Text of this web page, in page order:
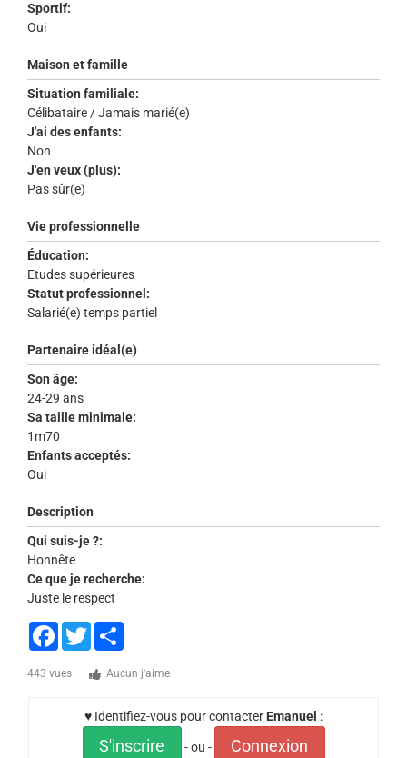
Sportif:
Oui
Maison et famille
Situation familiale:
Célibataire / Jamais marié(e)
J'ai des enfants:
Non
J'en veux (plus):
Pas sûr(e)
Vie professionnelle
Éducation:
Etudes supérieures
Statut professionnel:
Salarié(e) temps partiel
Partenaire idéal(e)
Son âge:
24-29 ans
Sa taille minimale:
1m70
Enfants acceptés:
Oui
Description
Qui suis-je ?:
Honnête
Ce que je recherche:
Juste le respect
Facebook
Twitter
443 vues Aucun j'aime
♥ Identifiez-vous pour contacter Emanuel :
S'inscrire - ou - Connexion